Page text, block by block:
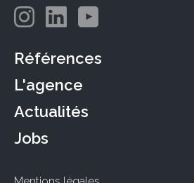
Références
L'agence
Actualités
Jobs